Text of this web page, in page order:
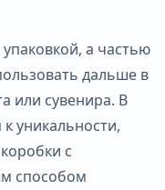
а частью
дальше в
или сувенира. В
уникальности,
с
способом